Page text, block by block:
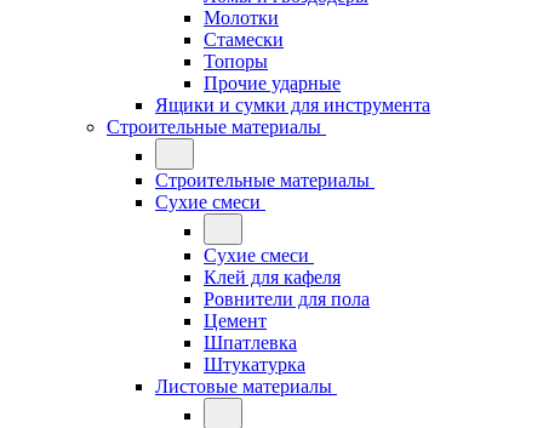
Молотки
Стамески
Топоры
Прочие ударные
Ящики и сумки для инструмента
Строительные материалы
Строительные материалы
Сухие смеси
Сухие смеси
Клей для кафеля
Ровнители для пола
Цемент
Шпатлевка
Штукатурка
Листовые материалы